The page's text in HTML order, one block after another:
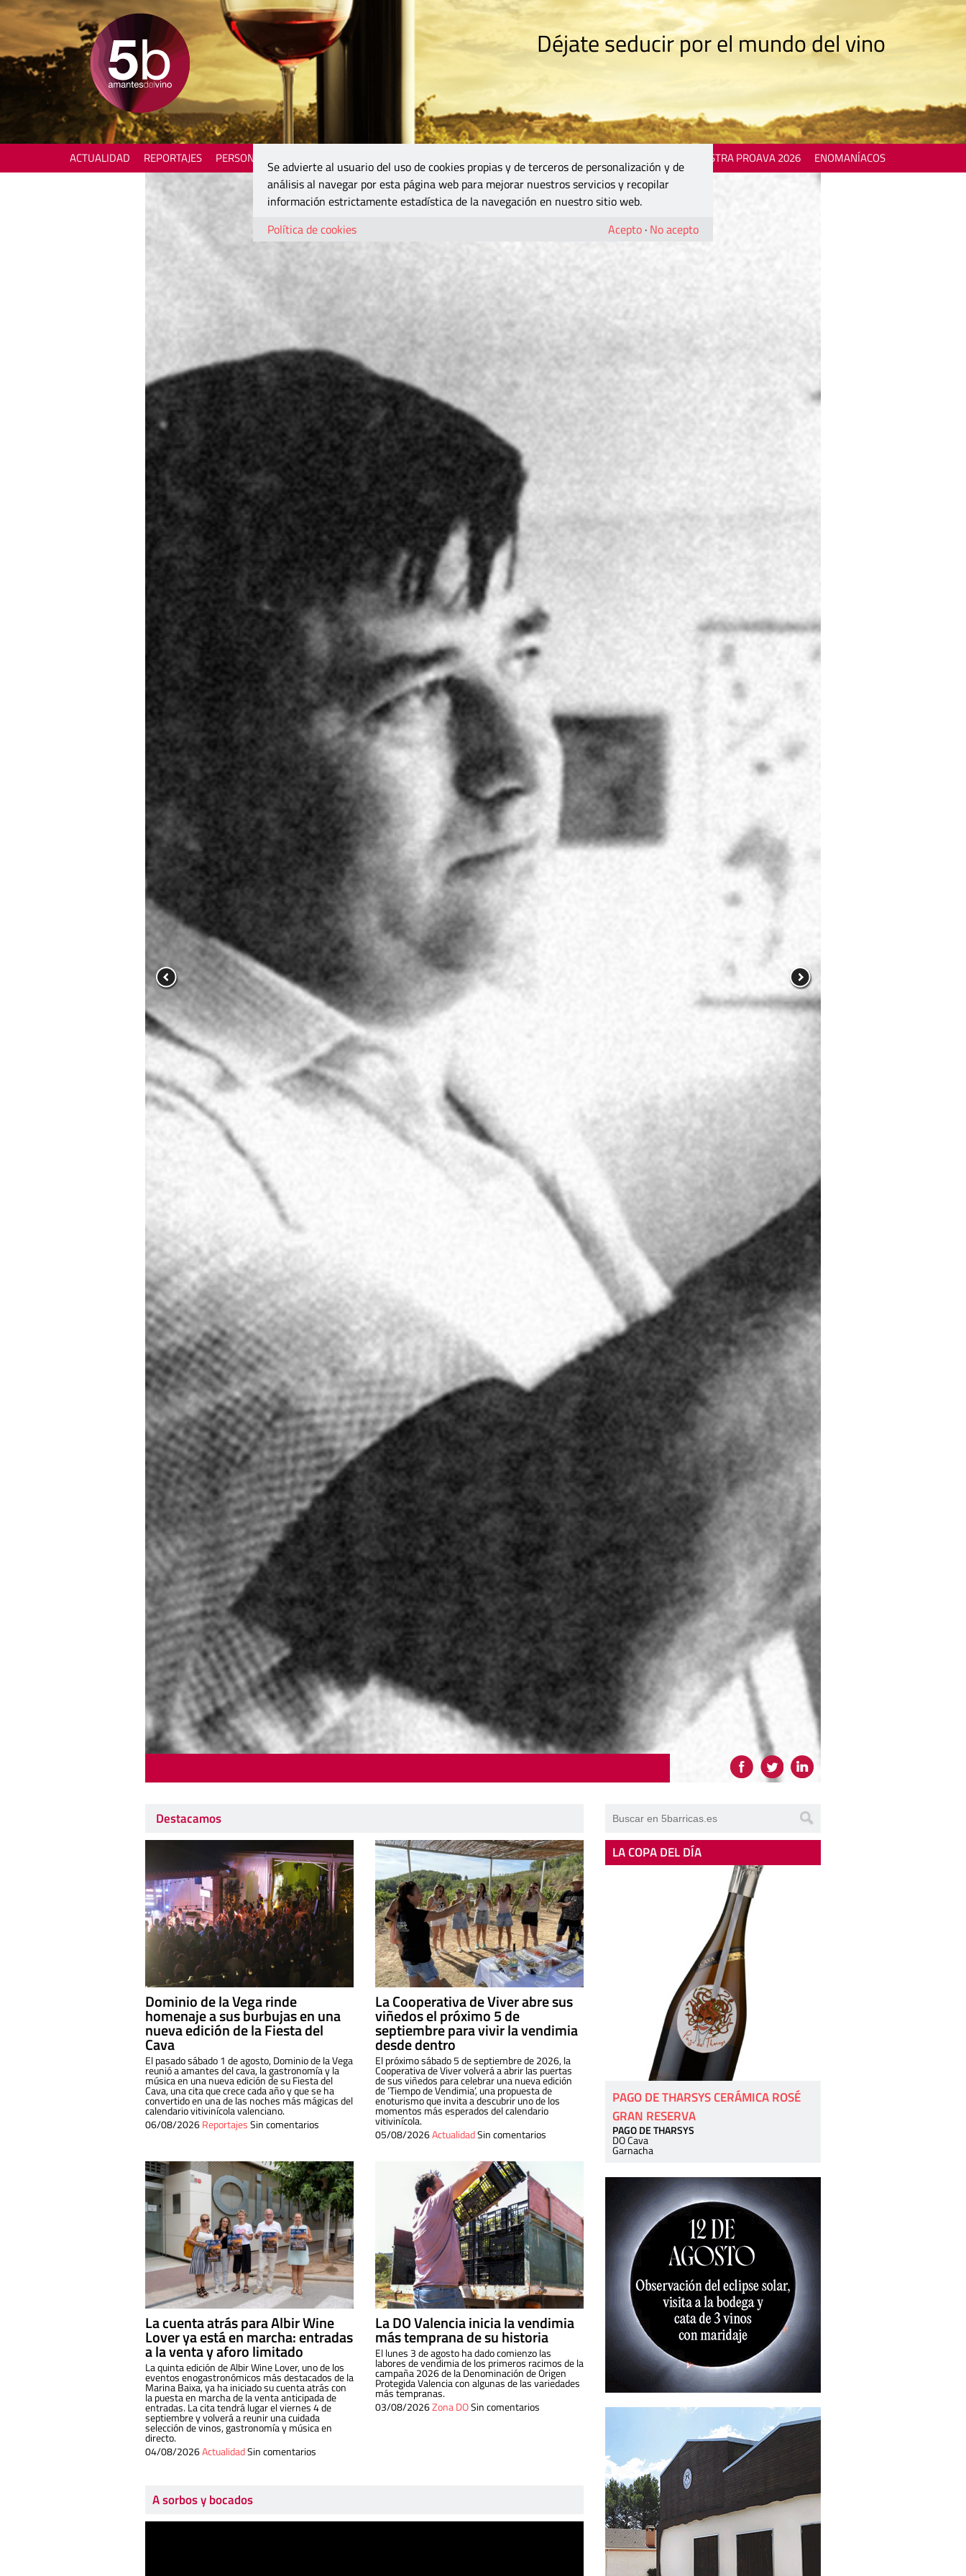
Déjate seducir por el mundo del vino
ACTUALIDAD REPORTAJES PERSONAJES MOSTRA PROAVA 2026 ENOMANÍACOS
Destacamos
Dominio de la Vega rinde
homenaje a sus burbujas en una
nueva edición de la Fiesta del
Cava
El pasado sábado 1 de agosto, Dominio de la Vega
reunió a amantes del cava, la gastronomía y la
música en una nueva edición de su Fiesta del
Cava, una cita que crece cada año y que se ha
convertido en una de las noches más mágicas del
calendario vitivinícola valenciano.
06/08/2026ReportajesSin comentarios
La Cooperativa de Viver abre sus
viñedos el próximo 5 de
septiembre para vivir la vendimia
desde dentro
El próximo sábado 5 de septiembre de 2026, la
Cooperativa de Viver volverá a abrir las puertas
de sus viñedos para celebrar una nueva edición
de ‘Tiempo de Vendimia’, una propuesta de
enoturismo que invita a descubrir uno de los
momentos más esperados del calendario
vitivinícola.
05/08/2026ActualidadSin comentarios
La cuenta atrás para Albir Wine
Lover ya está en marcha: entradas
a la venta y aforo limitado
La quinta edición de Albir Wine Lover, uno de los
eventos enogastronómicos más destacados de la
Marina Baixa, ya ha iniciado su cuenta atrás con
la puesta en marcha de la venta anticipada de
entradas. La cita tendrá lugar el viernes 4 de
septiembre y volverá a reunir una cuidada
selección de vinos, gastronomía y música en
directo.
04/08/2026ActualidadSin comentarios
La DO Valencia inicia la vendimia
más temprana de su historia
El lunes 3 de agosto ha dado comienzo las
labores de vendimia de los primeros racimos de la
campaña 2026 de la Denominación de Origen
Protegida Valencia con algunas de las variedades
más tempranas.
03/08/2026Zona DOSin comentarios
A sorbos y bocados
LA COPA DEL DÍA
PAGO DE THARSYS CERÁMICA ROSÉ
GRAN RESERVA
PAGO DE THARSYS
DO Cava
Garnacha
Se advierte al usuario del uso de cookies propias y de terceros de personalización y de
análisis al navegar por esta página web para mejorar nuestros servicios y recopilar
información estrictamente estadística de la navegación en nuestro sitio web.
Política de cookies
Acepto · No acepto